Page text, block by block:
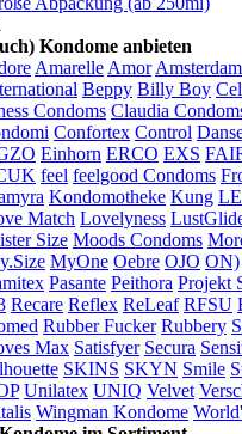
Kondome anbieten
Amarelle Amor Amsterdam
Beppy Billy Boy
Condoms Claudia
Confortex Control
Einhorn ERCO EXS
feel feelgood Condoms
Kondomotheke Kung
Match Lovelyness
Size Moods Condoms
MyOne Oebre OJO ON)
Pasante Peithora Projekt
Recare Reflex ReLeaf RFSU
Rubber Fucker Rubbery
Max Satisfyer Secura
SKINS SKYN Smile
Unilatex UNIQ Velvet
Wingman Kondome